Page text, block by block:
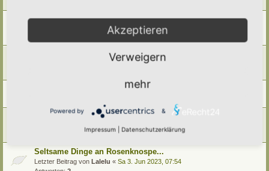
Pflanzen, die unseren Insekten als Tränken dienen
Amarille«So 4. Mai 2025, 10:25
Ein Beet für Nachtfalter
Do 8. Feb 2024, 15:34
Heimische Raupenfutterpflanzen für schattige Bereiche
Schmetterlingspflanze des Jahres 2023
Letzter Beitrag von Doro«Mi 30. Aug 2023, 18:29
Seltsame Dinge an Rosenknospe...
Letzter Beitrag von Lalelu « Sa 3. Jun 2023, 07:54
Akzeptieren
Verweigern
mehr
Powered by &
Impressum Datenschutzerklärung